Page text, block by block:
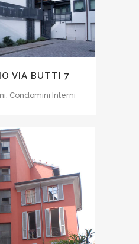
VIA BUTTI 7
Condomini Interni